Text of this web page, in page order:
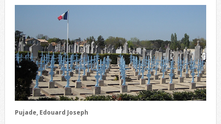
Pujade, Edouard Joseph